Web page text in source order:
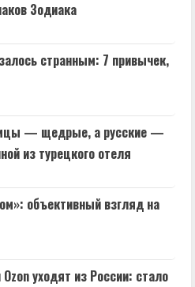
Зодиака
странным: 7 привычек,
— щедрые, а русские —
из турецкого отеля
объективный взгляд на
уходят из России: стало